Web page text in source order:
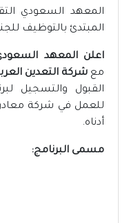
المعهد السعودي
المبتدئ بالتوظيف
اعلن المعهد
معشركة التعدين
القبول والتسجيل
للعمل في شركة
أدناه.
مسمى البرنامج: